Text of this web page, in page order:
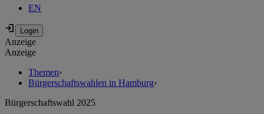
EN
Anzeige
Anzeige
Themen›
Bürgerschaftswahlen in Hamburg›
Bürgerschaftswahl 2025